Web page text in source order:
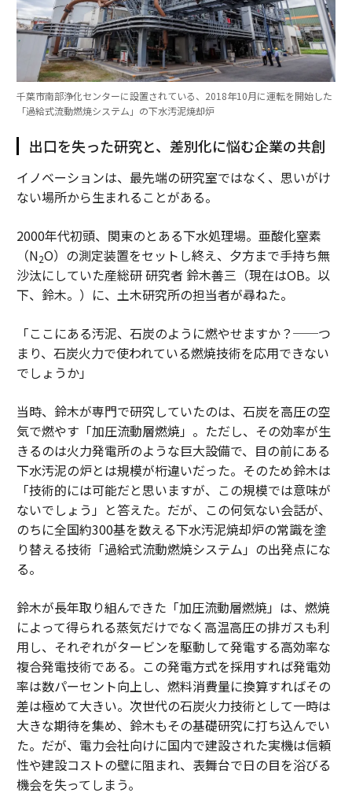
千葉市南部浄化センターに設置されている、2018年10月に運転を開始した
「過給式流動燃焼システム」の下水汚泥焼却炉
出口を失った研究と、差別化に悩む企業の共創
イノベーションは、最先端の研究室ではなく、思いがけ
ない場所から生まれることがある。
2000年代初頭、関東のとある下水処理場。亜酸化窒素
（N2O）の測定装置をセットし終え、夕方まで手持ち無
沙汰にしていた産総研 研究者 鈴木善三（現在はOB。以
下、鈴木。）に、土木研究所の担当者が尋ねた。
「ここにある汚泥、石炭のように燃やせますか？──つ
まり、石炭火力で使われている燃焼技術を応用できない
でしょうか」
当時、鈴木が専門で研究していたのは、石炭を高圧の空
気で燃やす「加圧流動層燃焼」。ただし、その効率が生
きるのは火力発電所のような巨大設備で、目の前にある
下水汚泥の炉とは規模が桁違いだった。そのため鈴木は
「技術的には可能だと思いますが、この規模では意味が
ないでしょう」と答えた。だが、この何気ない会話が、
のちに全国約300基を数える下水汚泥焼却炉の常識を塗
り替える技術「過給式流動燃焼システム」の出発点にな
る。
鈴木が長年取り組んできた「加圧流動層燃焼」は、燃焼
によって得られる蒸気だけでなく高温高圧の排ガスも利
用し、それぞれがタービンを駆動して発電する高効率な
複合発電技術である。この発電方式を採用すれば発電効
率は数パーセント向上し、燃料消費量に換算すればその
差は極めて大きい。次世代の石炭火力技術として一時は
大きな期待を集め、鈴木もその基礎研究に打ち込んでい
た。だが、電力会社向けに国内で建設された実機は信頼
性や建設コストの壁に阻まれ、表舞台で日の目を浴びる
機会を失ってしまう。